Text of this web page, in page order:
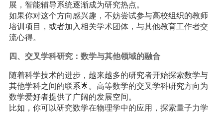
展，智能辅导系统逐渐成为研究热点。
如果你对这个方向感兴趣，不妨尝试参与高校组织的教师
培训项目，或者加入相关学术团体，与其他教育工作者交
流心得。
四、交叉学科研究：数学与其他领域的融合
随着科学技术的进步，越来越多的研究者开始探索数学与
其他学科之间的联系🌟。高等数学的交叉学科研究方向为
数学爱好者提供了广阔的发展空间。
比如，你可以研究数学在物理学中的应用，探索量子力学